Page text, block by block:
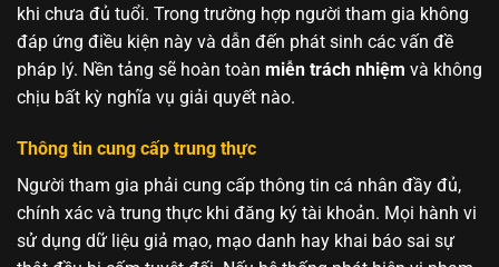
khi chưa đủ tuổi. Trong trường hợp người tham gia không
đáp ứng điều kiện này và dẫn đến phát sinh các vấn đề
pháp lý. Nền tảng sẽ hoàn toàn miễn trách nhiệm và không
chịu bất kỳ nghĩa vụ giải quyết nào.
Thông tin cung cấp trung thực
Người tham gia phải cung cấp thông tin cá nhân đầy đủ,
chính xác và trung thực khi đăng ký tài khoản. Mọi hành vi
sử dụng dữ liệu giả mạo, mạo danh hay khai báo sai sự